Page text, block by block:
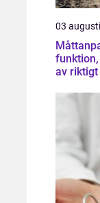
03
av